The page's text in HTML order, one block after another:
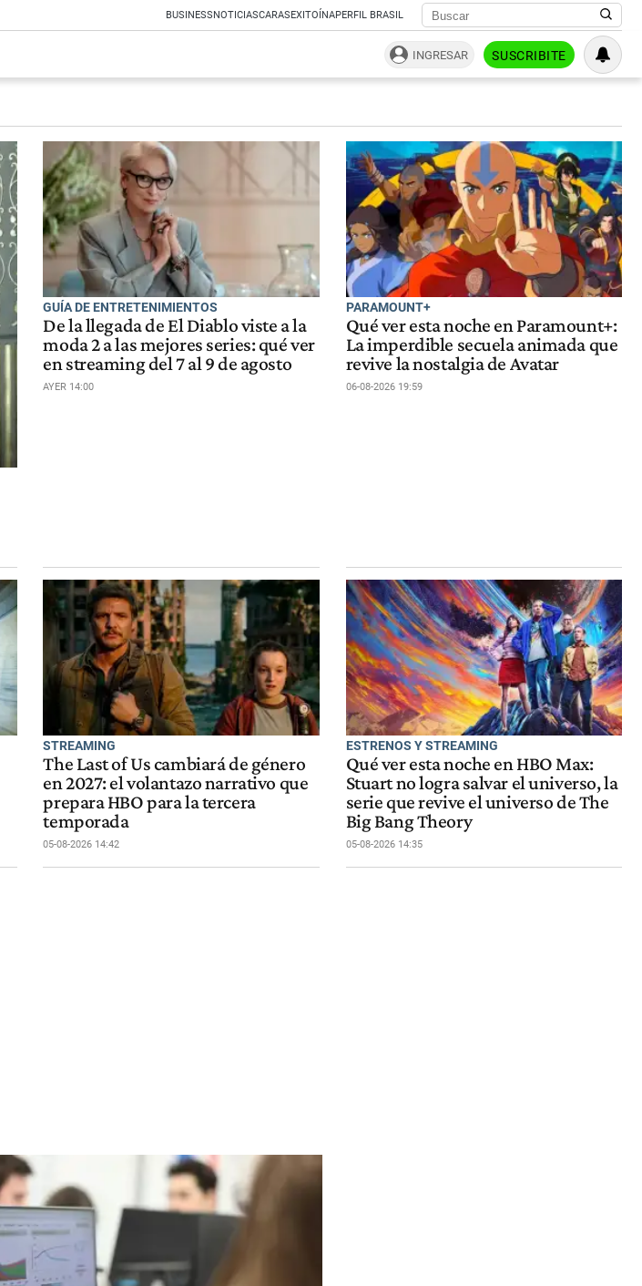
BUSINESSNOTICIASCARASEXITOÍNAPERFIL BRASIL
INGRESAR SUSCRIBITE
GUÍA DE ENTRETENIMIENTOS
De la llegada de El Diablo viste a la
moda 2 a las mejores series: qué ver
en streaming del 7 al 9 de agosto
AYER 14:00
PARAMOUNT+
Qué ver esta noche en Paramount+:
La imperdible secuela animada que
revive la nostalgia de Avatar
06-08-2026 19:59
STREAMING
The Last of Us cambiará de género
en 2027: el volantazo narrativo que
prepara HBO para la tercera
temporada
05-08-2026 14:42
ESTRENOS Y STREAMING
Qué ver esta noche en HBO Max:
Stuart no logra salvar el universo, la
serie que revive el universo de The
Big Bang Theory
05-08-2026 14:35